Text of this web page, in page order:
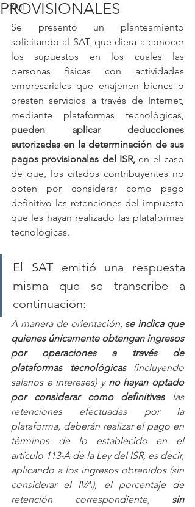
XML
PROVISIONALES
Se presentó un planteamiento
solicitando al SAT, que diera a conocer
los supuestos en los cuales las
personas físicas con actividades
empresariales que enajenen bienes o
presten servicios a través de Internet,
pueden aplicar deducciones
autorizadas en la determinación de sus
pagos provisionales del ISR, en el caso
de que, los citados contribuyentes no
opten por considerar como pago
definitivo las retenciones del impuesto
que les hayan realizado las plataformas
tecnológicas.
El SAT emitió una respuesta
misma que se transcribe a
continuación:
A manera de orientación, se indica que
quienes únicamente obtengan ingresos
por operaciones a través de
plataformas tecnológicas (incluyendo
salarios e intereses) y no hayan optado
por considerar como definitivas las
retenciones efectuadas por la
plataforma, deberán realizar el pago en
términos de lo establecido en el
artículo 113-A de la Ley deI ISR, es decir,
aplicando a los ingresos obtenidos (sin
considerar el IVA), el porcentaje de
retención correspondiente, sin